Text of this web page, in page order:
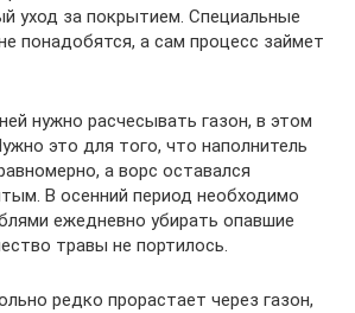
уход за покрытием. Специальные
понадобятся, а сам процесс займет
нужно расчесывать газон, в этом
это для того, что наполнитель
а ворс оставался
В осенний период необходимо
ежедневно убирать опавшие
травы не портилось.
редко прорастает через газон,